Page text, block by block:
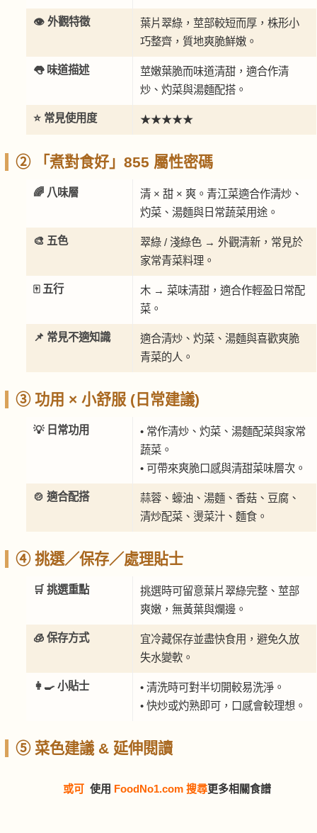
👁️ 外觀特徵
葉片翠綠，莖部較短而厚，株形小
巧整齊，質地爽脆鮮嫩。
👅 味道描述
莖嫩葉脆而味道清甜，適合作清
炒、灼菜與湯麵配搭。
⭐ 常見使用度 ★★★★★
② 「煮對食好」855 屬性密碼
🌈 八味層
清 × 甜 × 爽。青江菜適合作清炒、
灼菜、湯麵與日常蔬菜用途。
🎨 五色
翠綠 / 淺綠色 → 外觀清新，常見於
家常青菜料理。
🀄 五行
木 → 菜味清甜，適合作輕盈日常配
菜。
📌 常見不適知識
適合清炒、灼菜、湯麵與喜歡爽脆
青菜的人。
③ 功用 × 小舒服 (日常建議)
💡 日常功用
• 常作清炒、灼菜、湯麵配菜與家常
蔬菜。
• 可帶來爽脆口感與清甜菜味層次。
🍲 適合配搭
蒜蓉、蠔油、湯麵、香菇、豆腐、
清炒配菜、燙菜汁、麵食。
④ 挑選／保存／處理貼士
🛒 挑選重點
挑選時可留意葉片翠綠完整、莖部
爽嫩，無黃葉與爛邊。
🧊 保存方式
宜冷藏保存並盡快食用，避免久放
失水變軟。
👩‍🍳 小貼士
• 清洗時可對半切開較易洗淨。
• 快炒或灼熟即可，口感會較理想。
⑤ 菜色建議 & 延伸閱讀
或可 使用 FoodNo1.com 搜尋更多相關食譜